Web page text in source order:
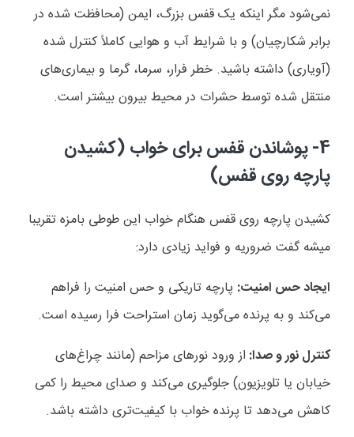
نمیشود مگر اینکه یک قفس بزرگ، ایمن (محافظت شده در
برابر شکارچیان) و با شرایط آب و هوایی کاملاً کنترل شده
(آویاری) داشته باشید. خطر فرار، سرما، گرما و بیماریهای
منتقل شده توسط حشرات در محیط بیرون بیشتر است.
4- پوشاندن قفس برای خواب (کشیدن
پارچه روی قفس)
کشیدن پارچه روی قفس هنگام خواب این طوطی بامزه تقریبا
میشه گفت ضروریه و فواید زیادی دارد:
ایجاد حس امنیت: پارچه تاریکی و حس امنیت را فراهم
میکند و به پرنده میگوید زمان استراحت فرا رسیده است.
کنترل نور و صدا: از ورود نورهای مزاحم (مانند چراغهای
خیابان یا تلویزیون) جلوگیری میکند و صدای محیط را کمی
کاهش میدهد تا پرنده خواب با کیفیتتری داشته باشد.